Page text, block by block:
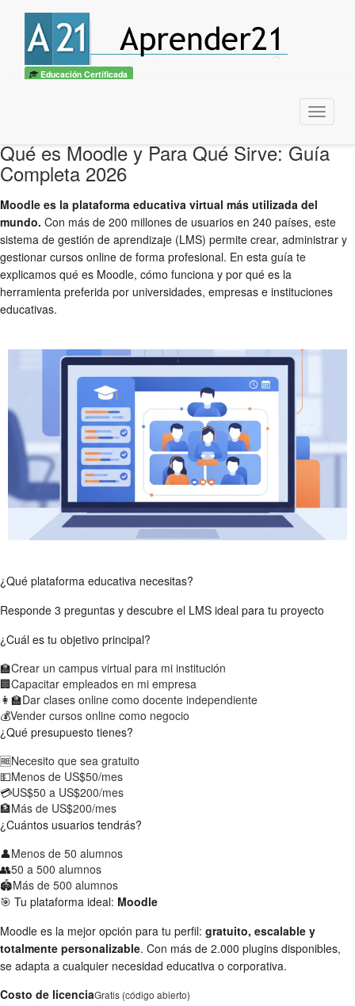
Educación Certificada
Menu
Qué es Moodle y Para Qué Sirve: Guía
Completa 2026
Moodle es la plataforma educativa virtual más utilizada del
mundo. Con más de 200 millones de usuarios en 240 países, este
sistema de gestión de aprendizaje (LMS) permite crear, administrar y
gestionar cursos online de forma profesional. En esta guía te
explicamos qué es Moodle, cómo funciona y por qué es la
herramienta preferida por universidades, empresas e instituciones
educativas.
¿Qué plataforma educativa necesitas?
Responde 3 preguntas y descubre el LMS ideal para tu proyecto
¿Cuál es tu objetivo principal?
🏫Crear un campus virtual para mi institución
🏢Capacitar empleados en mi empresa
👩‍🏫Dar clases online como docente independiente
💰Vender cursos online como negocio
¿Qué presupuesto tienes?
🆓Necesito que sea gratuito
💵Menos de US$50/mes
💳US$50 a US$200/mes
🏦Más de US$200/mes
¿Cuántos usuarios tendrás?
👤Menos de 50 alumnos
👥50 a 500 alumnos
🏟️Más de 500 alumnos
🎯 Tu plataforma ideal: Moodle
Moodle es la mejor opción para tu perfil: gratuito, escalable y
totalmente personalizable. Con más de 2.000 plugins disponibles,
se adapta a cualquier necesidad educativa o corporativa.
Costo de licenciaGratis (código abierto)